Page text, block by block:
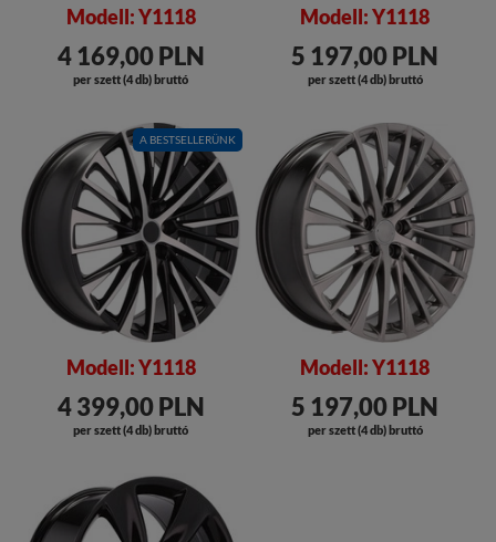
Modell: Y1118
4 169,00 PLN
per szett (4 db) bruttó
Modell: Y1118
5 197,00 PLN
per szett (4 db) bruttó
A BESTSELLERÜNK
Modell: Y1118
4 399,00 PLN
per szett (4 db) bruttó
Modell: Y1118
5 197,00 PLN
per szett (4 db) bruttó